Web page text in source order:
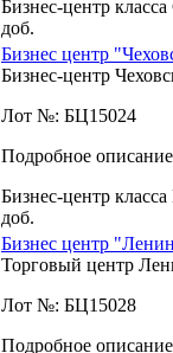
Бизнес-центр класса
доб.
Бизнес центр
Бизнес-центр
Лот №: БЦ15024
Подробное описание
Бизнес-центр класса
доб.
Бизнес центр
Торговый центр
Лот №: БЦ15028
Подробное описание